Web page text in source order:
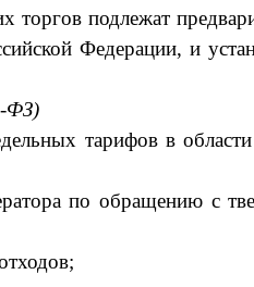
торгов подлежат
Федерации, и
ФЗ)
тарифов в
по обращению с